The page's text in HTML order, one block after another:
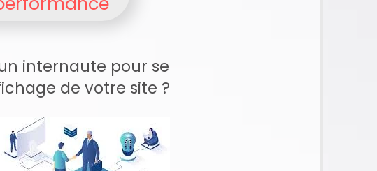
internaute pour se
de votre site ?